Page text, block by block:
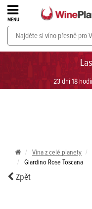
23 dní 18
MENU
PROSECCO v
Vína z celé planety
Giardino Rose Toscana
Zpět